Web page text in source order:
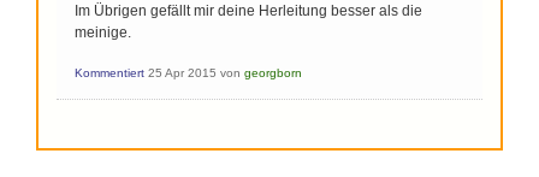
Im Übrigen gefällt mir deine Herleitung besser als die
meinige.
Kommentiert 25 Apr 2015 von georgborn